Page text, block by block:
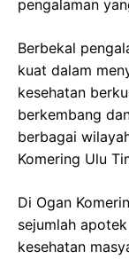
pengalaman
Berbekal
kuat dalam
kesehatan
berkembang
berbagai
Komering Ulu
Di Ogan
sejumlah
kesehatan